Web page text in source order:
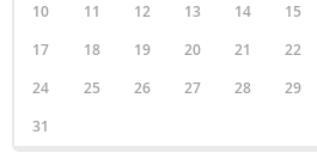
10
11 12 13 14 15
17
18 19 20 21 22
24
25 26 27 28 29
31